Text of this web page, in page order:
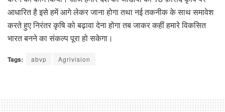
आधारित है इसे हमें आगे लेकर जाना होगा तथा नई तकनीक के साथ समावेश
करते हुए निरंतर कृषि को बढ़ावा देना होगा तब जाकर कहीं हमारे विकसित
भारत बनने का संकल्प पूरा हो सकेगा।
Tags: abvp Agrivision